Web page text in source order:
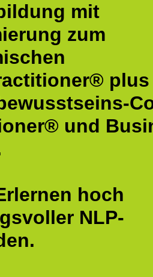
mit
zum
plus
und
hoch
NLP-